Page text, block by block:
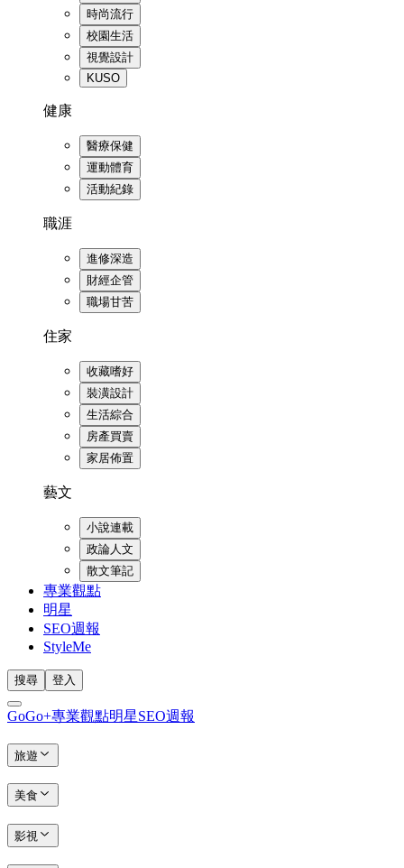
時尚流行
校園生活
視覺設計
KUSO
健康
醫療保健
運動體育
活動紀錄
職涯
進修深造
財經企管
職場甘苦
住家
收藏嗜好
裝潢設計
生活綜合
房產買賣
家居佈置
藝文
小說連載
政論人文
散文筆記
專業觀點
明星
SEO週報
StyleMe
搜尋 登入
GoGo+專業觀點明星SEO週報
旅遊
美食
影視